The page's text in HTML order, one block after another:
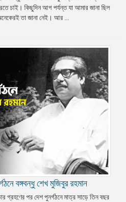
চাই। কিছুদিন আগ পর্যন্ত যা আমার জানা ছিল
তা জানা নেই। আর ...
বঙ্গবন্ধু শেখ মুজিবুর রহমান
গ্রহণের পর দেশ পুনর্গঠনে মাত্র সাড়ে তিন বছর